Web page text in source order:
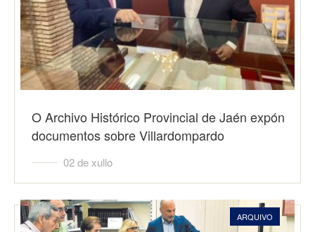
O Archivo Histórico Provincial de Jaén expón
documentos sobre Villardompardo
02 de xullo
ARQUIVO